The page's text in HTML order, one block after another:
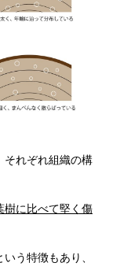
それぞれ組織の構
樹に比べて堅く傷
う特徴もあり、